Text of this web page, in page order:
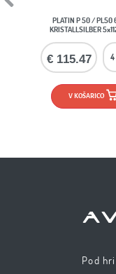
PLATIN P 50 / PL50
KRISTALLSILBER
€ 115.47
V KOŠARICO
Pod